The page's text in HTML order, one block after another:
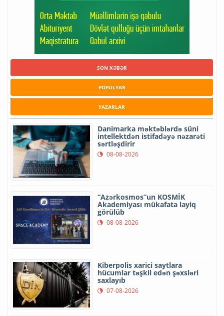
SON XƏBƏR
POPULYAR
YAZARLAR
Danimarka məktəblərdə süni
intellektdən istifadəyə nəzarəti
sərtləşdirir
08-08-2026
“Azərkosmos”un KOSMİK
Akademiyası mükafata layiq
görülüb
08-08-2026
Kiberpolis xarici saytlara
hücumlar təşkil edən şəxsləri
saxlayıb
07-08-2026